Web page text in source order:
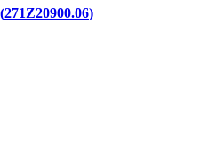
271Z20900.06